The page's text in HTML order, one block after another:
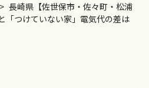
> 長崎県【佐世保市・佐々町・松浦
「つけていない家」電気代の差は